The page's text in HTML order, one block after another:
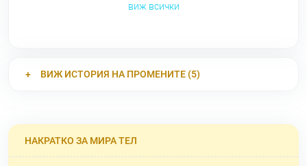
виж всички
ВИЖ ИСТОРИЯ НА ПРОМЕНИТЕ (5)
НАКРАТКО ЗА МИРА ТЕЛ